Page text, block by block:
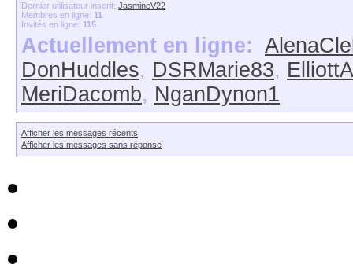
Dernier utilisateur inscrit: JasmineV22
Membres en ligne: 11
Invités en ligne: 115
Actuellement en ligne:
DonHuddles, DSRMarie83,
MeriDacomb, NganDynon1
Afficher les messages récents
Afficher les messages sans réponse